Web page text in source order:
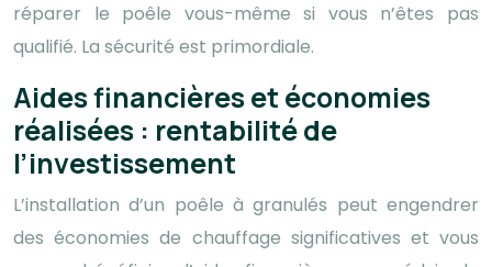
réparer le poêle vous-même si vous n’êtes pas
qualifié. La sécurité est primordiale.
Aides financières et économies
réalisées : rentabilité de
l’investissement
L’installation d’un poêle à granulés peut engendrer
des économies de chauffage significatives et vous